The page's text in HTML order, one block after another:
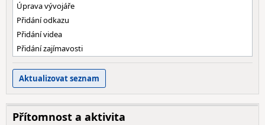
Úprava vývojáře
Přidání odkazu
Přidání videa
Přidání zajímavosti
Přítomnost a aktivita